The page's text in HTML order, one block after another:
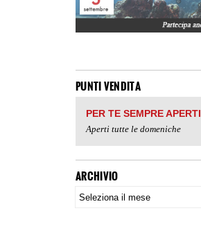
PUNTI VENDITA
PER TE SEMPRE APERTI
Aperti tutte le domeniche
ARCHIVIO